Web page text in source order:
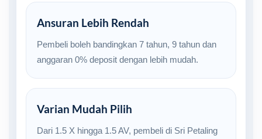
Ansuran Lebih Rendah
Pembeli boleh bandingkan 7 tahun, 9 tahun dan
anggaran 0% deposit dengan lebih mudah.
Varian Mudah Pilih
Dari 1.5 X hingga 1.5 AV, pembeli di Sri Petaling